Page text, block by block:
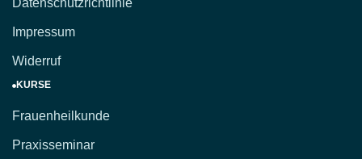
Datenschutzrichtlinie
Impressum
Widerruf
KURSE
Frauenheilkunde
Praxisseminar